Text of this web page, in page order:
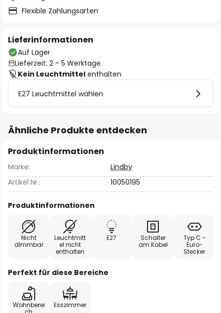
Flexible Zahlungsarten
Lieferinformationen
Auf Lager
Lieferzeit: 2 - 5 Werktage
Kein Leuchtmittel enthalten
E27 Leuchtmittel wählen
Ähnliche Produkte entdecken
Produktinformationen
Marke:
Lindby
Artikel Nr.:
10050195
Produktinformationen
Nicht
dimmbar
Leuchtmitt
el nicht
enthalten
E27
Schalter
am Kabel
Typ C -
Euro-
Stecker
Perfekt für diese Bereiche
Wohnberei
Esszimmer